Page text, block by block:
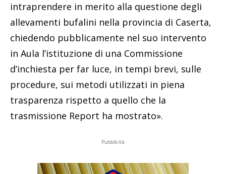
intraprendere in merito alla questione degli
allevamenti bufalini nella provincia di Caserta,
chiedendo pubblicamente nel suo intervento
in Aula l’istituzione di una Commissione
d’inchiesta per far luce, in tempi brevi, sulle
procedure, sui metodi utilizzati in piena
trasparenza rispetto a quello che la
trasmissione Report ha mostrato».
Pubblicità